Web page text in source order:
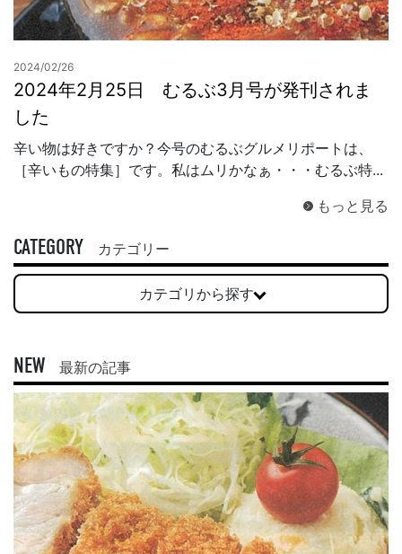
2024/02/26
2024年2月25日 むるぶ3月号が発刊されま
した
辛い物は好きですか？今号のむるぶグルメリポートは、
［辛いもの特集］です。私はムリかなぁ・・・むるぶ特...
もっと見る
CATEGORY カテゴリー
カテゴリから探す
NEW 最新の記事